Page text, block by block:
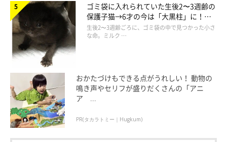
ゴミ袋に入れられていた生後2〜3週齢の
保護子猫→6才の今は「大黒柱」に！
美しい黒猫に成長した姿にグッとくる
生後2〜3週齢ごろに、ゴミ袋の中で見つかった小さ
な命。ミルク …
おかたづけもできる点がうれしい！ 動物の
鳴き声やセリフが盛りだくさんの「アニ
ア ...
PR(タカラトミー｜Hugkum)